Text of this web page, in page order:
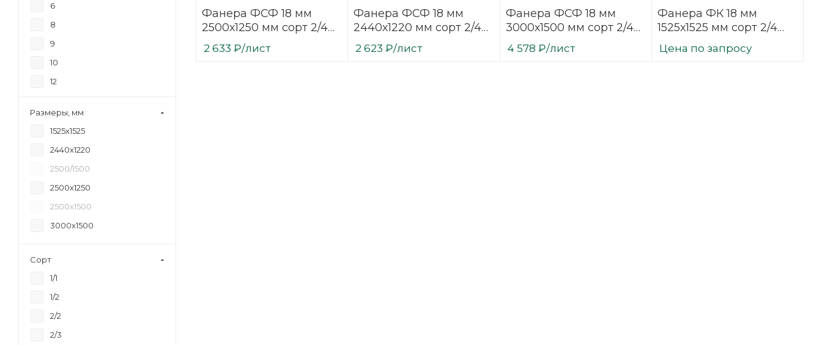
Фанера ФСФ 18 мм
2500х1250 мм сорт 2/4
шлифованная
березовая
2 633 ₽/лист
Фанера ФСФ 18 мм
2440х1220 мм сорт 2/4
шлифованная
березовая
2 623 ₽/лист
Фанера ФСФ 18 мм
3000х1500 мм сорт 2/4
шлифованная
березовая
4 578 ₽/лист
Фанера ФК 18 мм
1525х1525 мм сорт 2/4
шлифованная
березовая
Цена по запросу
6
8
9
10
12
18
Размеры, мм
1525х1525
2440х1220
2500/1500
2500х1250
2500х1500
3000х1500
Сорт
1/1
1/2
2/2
2/3